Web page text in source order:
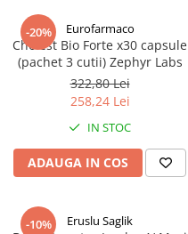
Teste de sarcina si ovulatie
Altele-Sanatatea cuplului
Suplimente alimentare
Vitamine si minerale
Afectiuni dermatologice
Afectiuni respiratorii
Afectiuni osteo-articulare
-20% Eurofarmaco
Cholest Bio Forte x30 capsule
(pachet 3 cutii) Zephyr Labs
322,80 Lei
258,24 Lei
IN STOC
ADAUGA IN COS
-10% Eruslu Saglik